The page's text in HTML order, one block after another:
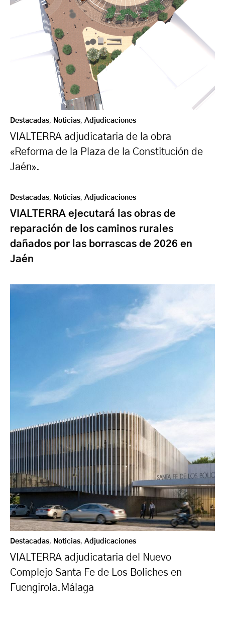
Destacadas, Noticias, Adjudicaciones
VIALTERRA adjudicataria de la obra
«Reforma de la Plaza de la Constitución de
Jaén».
Destacadas, Noticias, Adjudicaciones
VIALTERRA ejecutará las obras de
reparación de los caminos rurales
dañados por las borrascas de 2026 en
Jaén
Destacadas, Noticias, Adjudicaciones
VIALTERRA adjudicataria del Nuevo
Complejo Santa Fe de Los Boliches en
Fuengirola.Málaga